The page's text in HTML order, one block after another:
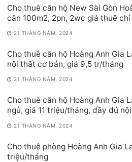
Cho thuê căn hộ New Sài Gòn
căn 100m2, 2pn, 2wc giá thuê
21 THÁNG NĂM, 2024
Cho thuê căn hộ Hoàng Anh Gia
nội thất cơ bản, giá 9,5 tr/tháng
21 THÁNG NĂM, 2024
Cho thuê căn hộ Hoàng Anh Gia
ngủ, giá 11 triệu/tháng, đầy đủ
21 THÁNG NĂM, 2024
Cho thuê phòng Hoàng Anh Gia
triệu/tháng